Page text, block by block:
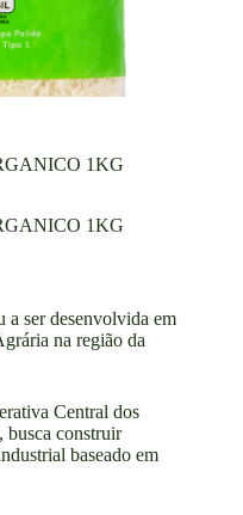
1KG
1KG
a ser desenvolvida em
na região da
Central dos
busca construir
baseado em